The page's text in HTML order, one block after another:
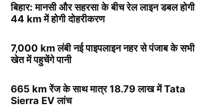
बिहार: मानसी और सहरसा के बीच रेल लाइन डबल होगी
44 km में होगी दोहरीकरण
7,000 km लंबी नई पाइपलाइन नहर से पंजाब के सभी
खेत में पहुचेंगे पानी
665 km रेंज के साथ मात्र 18.79 लाख में Tata
Sierra EV लांच